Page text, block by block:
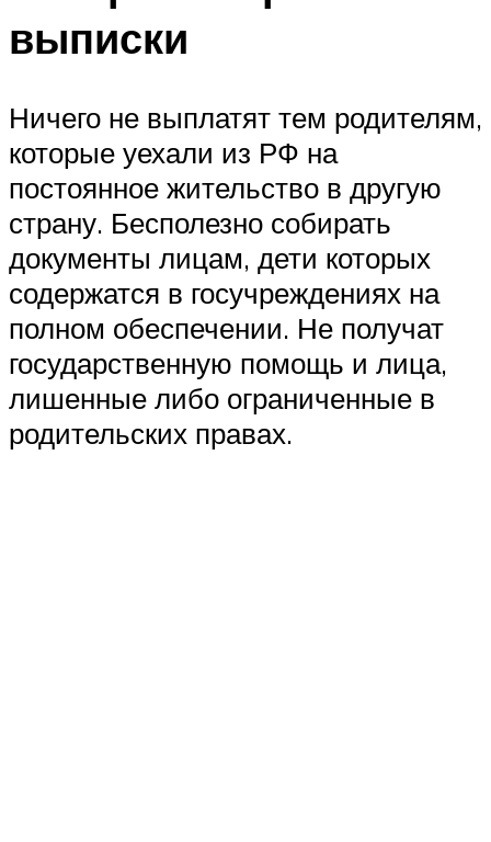
выписки
Ничего не выплатят тем родителям,
которые уехали из РФ на
постоянное жительство в другую
страну. Бесполезно собирать
документы лицам, дети которых
содержатся в госучреждениях на
полном обеспечении. Не получат
государственную помощь и лица,
лишенные либо ограниченные в
родительских правах.